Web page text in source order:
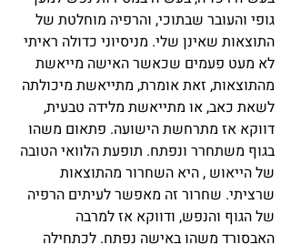
גופי והעובר שבתוכי, והרפיה מוחלטת של
התוצאות שאינן שלי. מניסיוני כדולה ראיתי
לא מעט פעמים שכאשר האישה מייאשת
מהתוצאות, זאת אומרת, מתייאשת מיכולתה
לשאת כאב, או מתייאשת מלידה טבעית,
דווקא אז מתרחשת הישועה. פתאום משהו
בגוף משתחרר ונפתח. תופעת הלוואי הטובה
של הייאוש , היא השחרור מהתוצאות
שרציתי. שחרור זה מאפשר לעיתים הרפיה
של הגוף והנפש, ודווקא אז למרבה
האבסורד משהו באישה נפתח. לכתחילה